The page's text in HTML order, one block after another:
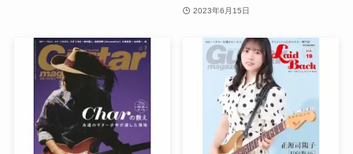
2023年6月15日